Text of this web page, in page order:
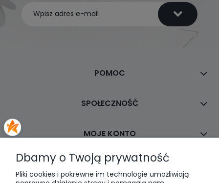
POMOC
SPOŁECZNOŚĆ
MOJE KONTO
PŁATNOŚCI I DOSTAWA
Dbamy o Twoją prywatność
Pliki cookies i pokrewne im technologie umożliwiają